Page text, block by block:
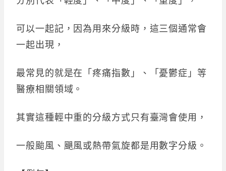
可以一起記，因為用來分級時，這三個通常會
一起出現，
最常見的就是在「疼痛指數」、「憂鬱症」等
醫療相關領域。
其實這種輕中重的分級方式只有臺灣會使用，
一般颱風、颶風或熱帶氣旋都是用數字分級。